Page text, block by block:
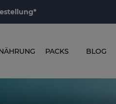
PACKS BLOG